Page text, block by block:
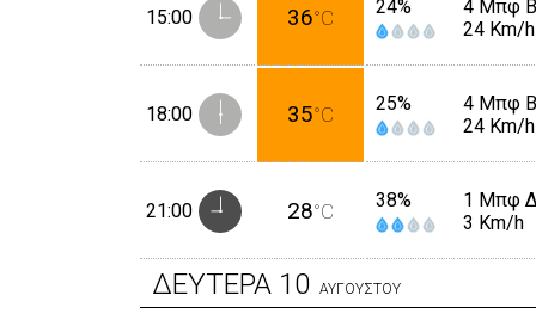
15:00 36°C 24%
4 Μπφ
24 Km/h
18:00 35°C 25%
4 Μπφ
24 Km/h
21:00 28°C 38%
1 Μπφ
3 Km/h
ΔΕΥΤΕΡΑ 10 ΑΥΓΟΥΣΤΟΥ